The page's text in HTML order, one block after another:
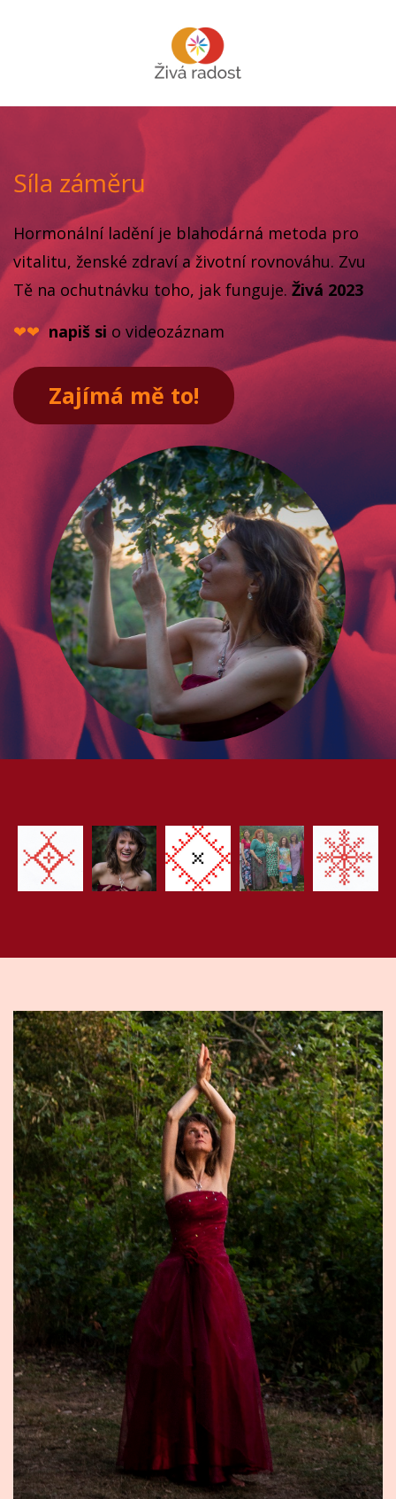
Síla záměru
Hormonální ladění je blahodárná metoda pro
vitalitu, ženské zdraví a životní rovnováhu. Zvu
Tě na ochutnávku toho, jak funguje. Živá 2023
❤❤ napiš si o videozáznam
Zajímá mě to!